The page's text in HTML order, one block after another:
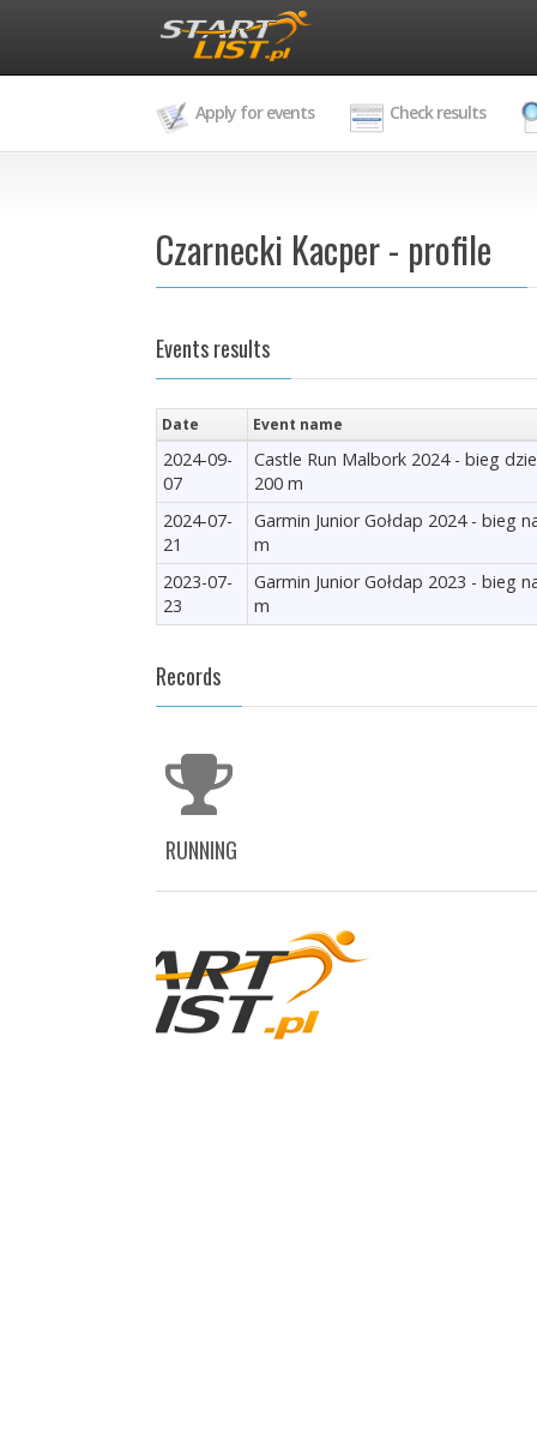
Apply for events Check results
Czarnecki Kacper - profile
Events results
Date Event name
2024-09-
07
Castle Run Malbork 2024 - bieg
200 m
2024-07-
21
Garmin Junior Gołdap 2024 - bieg
m
2023-07-
23
Garmin Junior Gołdap 2023 - bieg
m
Records
RUNNING